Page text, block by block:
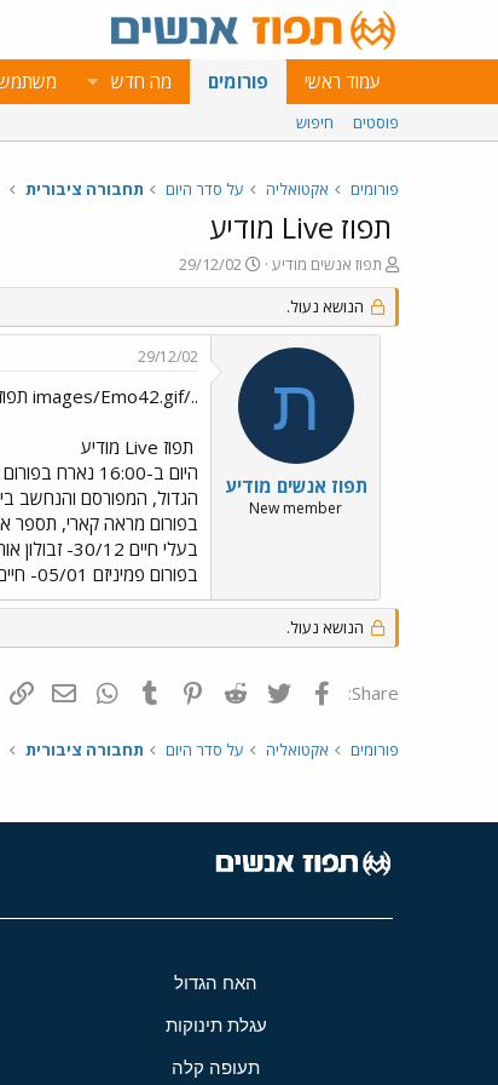
עמוד ראשי פורומים מה חדש
פוסטים חיפוש
פורומים אקטואליה על סדר היום תחבורה ציבורית
תפוז Live מודיע
פ
ו
ת
ח
תפוז אנשים מודיע
פ
ו
ס
ת
א
ך
29/12/02
הנושא נעול.
ת
תפוז אנשים מודיע
New member
29/12/02
../images/Emo42.gif תפוז Live מודיע ../images/Emo43.gif
תפוז Live מודיע
היום ב-16:00 נארח בפורום אקטואליה את רוני ברט, יו"ר תנועת "תקווה לישראל". אתם מוזמנים לשרשר את שאלותיכם
הגדול, המפורסם והנחשב
בפורום מראה קארי, תספר
בפורום פמיניזם 05/01- חיים דעואל לוסקי בפורום פוסט מודרניזם
הנושא נעול.
Share: פייסבוק Twitter
Reddit
Pinterest
Tumblr
WhatsApp
דואר
פורומים אקטואליה על סדר היום תחבורה ציבורית
האח הגדול
עגלת תינוקות
תעופה קלה